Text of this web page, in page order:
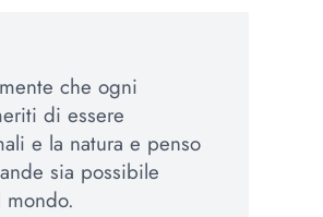
che ogni
di essere
e la natura e penso
sia possibile